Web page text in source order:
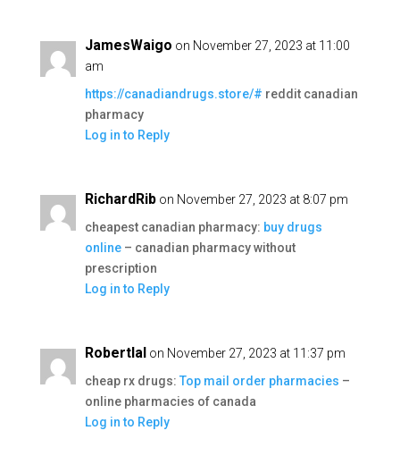
JamesWaigo on November 27, 2023 at 11:00
am
https://canadiandrugs.store/# reddit canadian
pharmacy
Log in to Reply
RichardRib on November 27, 2023 at 8:07 pm
cheapest canadian pharmacy: buy drugs
online– canadian pharmacy without
prescription
Log in to Reply
Robertlal on November 27, 2023 at 11:37 pm
cheap rx drugs: Top mail order pharmacies –
online pharmacies of canada
Log in to Reply